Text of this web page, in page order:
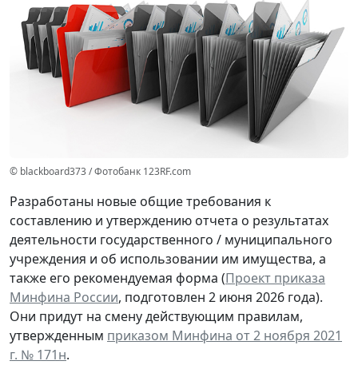
© blackboard373 / Фотобанк 123RF.com
Разработаны новые общие требования к
составлению и утверждению отчета о результатах
деятельности государственного / муниципального
учреждения и об использовании им имущества, а
также его рекомендуемая форма (Проект приказа
Минфина России, подготовлен 2 июня 2026 года).
Они придут на смену действующим правилам,
утвержденным приказом Минфина от 2 ноября 2021
г. № 171н.